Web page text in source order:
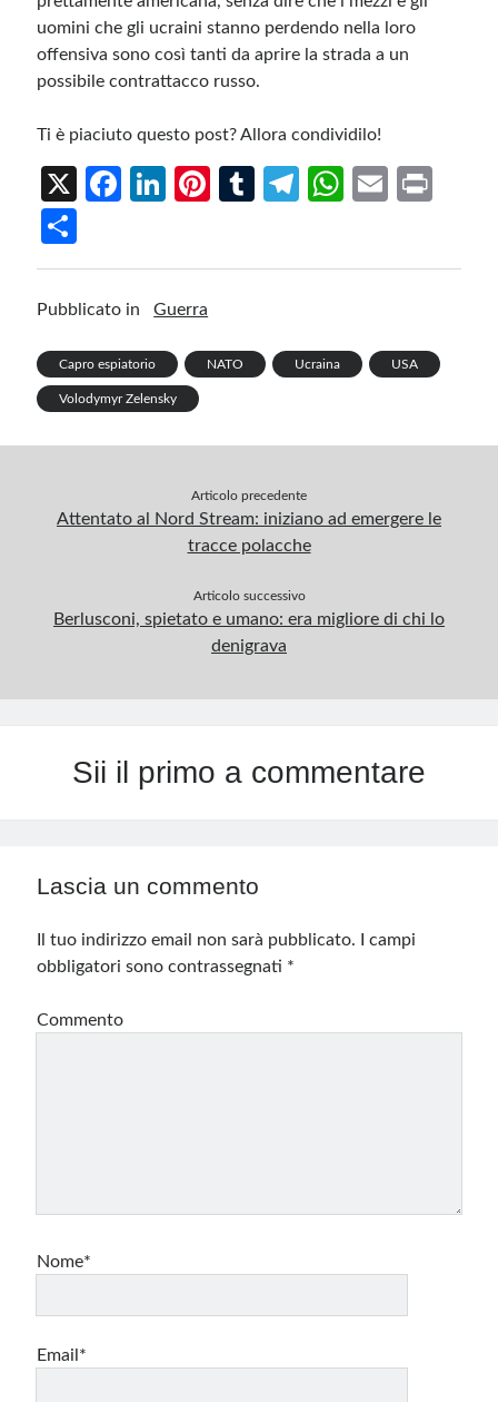
uomini che gli ucraini stanno perdendo nella loro
offensiva sono così tanti da aprire la strada a un
possibile contrattacco russo.
Ti è piaciuto questo post? Allora condividilo!
X
Fa
o
k
Li
n
Pi
T
Te
W
p
E
h
ar
Pubblicato in Guerra
Capro espiatorio NATO Ucraina USA
Volodymyr Zelensky
Articolo precedente
Attentato al Nord Stream: iniziano ad emergere le
tracce polacche
Articolo successivo
Berlusconi, spietato e umano: era migliore di chi lo
denigrava
Sii il primo a commentare
Lascia un commento
Il tuo indirizzo email non sarà pubblicato.
I campi
obbligatori sono contrassegnati *
Commento
Nome*
Email*